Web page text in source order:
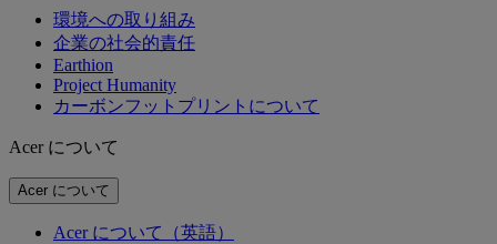
環境への取り組み
企業の社会的責任
Earthion
Project Humanity
カーボンフットプリントについて
Acer について
Acer について
Acer について（英語）